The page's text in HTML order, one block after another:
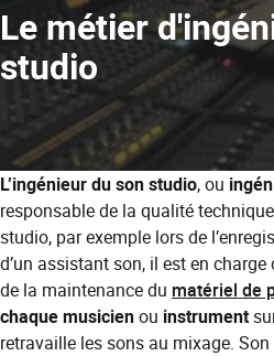
Le métier
studio
L’ingénieur du son studio, ou
responsable de la qualité
studio, par exemple lors de
d’un assistant son, il est en
de la maintenance du matériel de
chaque musicienou instrument
retravaille les sons au mixage.